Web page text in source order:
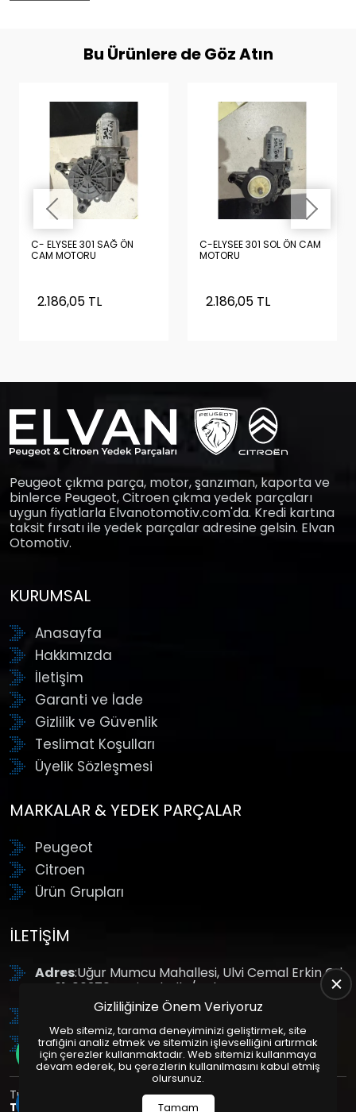
Bu Ürünlere de Göz Atın
C- ELYSEE 301 SAĞ ÖN
CAM MOTORU
2.186,05 TL
C-ELYSEE 301 SOL ÖN CAM
MOTORU
2.186,05 TL
Peugeot çıkma parça, motor, şanzıman, kaporta ve
binlerce Peugeot, Citroen çıkma yedek parçaları
uygun fiyatlarla Elvanotomotiv.com'da. Kredi kartına
taksit fırsatı ile yedek parçalar adresine gelsin. Elvan
Otomotiv.
KURUMSAL
Anasayfa
Hakkımızda
İletişim
Garanti ve İade
Gizlilik ve Güvenlik
Teslimat Koşulları
Üyelik Sözleşmesi
MARKALAR & YEDEK PARÇALAR
Peugeot
Citroen
Ürün Grupları
İLETIŞIM
Adres:Uğur Mumcu Mahallesi, Ulvi Cemal Erkin Cd.
No:61, 06370 Yenimahalle/Ankara
: +90 (312) 354 8888
GSM: +90 (532) 343 4085
Tüm Hakları Saklıdır. | Bu site Us Yazılım
Tasarım
Paketleri ile Hazırlanmıştır. © 2025
Gizliliğinize Önem Veriyoruz
Web sitemiz, tarama deneyiminizi geliştirmek, site
trafiğini analiz etmek ve sitemizin işlevselliğini artırmak
için çerezler kullanmaktadır. Web sitemizi kullanmaya
devam ederek, bu çerezlerin kullanılmasını kabul etmiş
olursunuz.
Tamam